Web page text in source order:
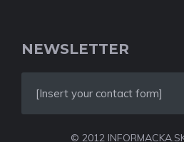
NEWSLETTER
[Insert your contact form]
© 2012